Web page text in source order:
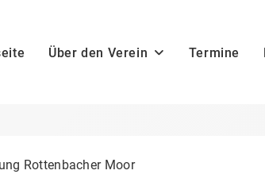
Über den Verein Termine
Rottenbacher Moor